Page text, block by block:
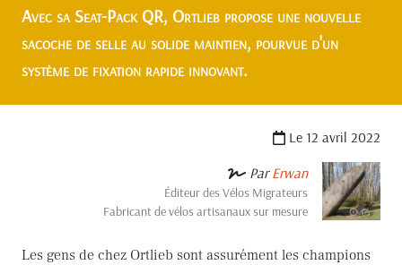
Avec sa Seat-Pack QR, Ortlieb propose une nouvelle
sacoche de selle au solide maintien, pourvue d'un
système de fixation rapide innovant.
Le 12 avril 2022
ParErwan
Éditeur des Vélos Migrateurs
Fabricant de vélos artisanaux sur mesure
Les gens de chez Ortlieb sont assurément les champions